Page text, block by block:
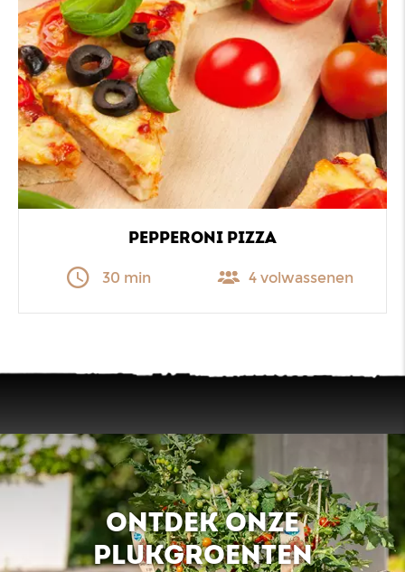
PEPPERONI PIZZA
30 min 4 volwassenen
ONTDEK ONZE
PLUKGROENTEN